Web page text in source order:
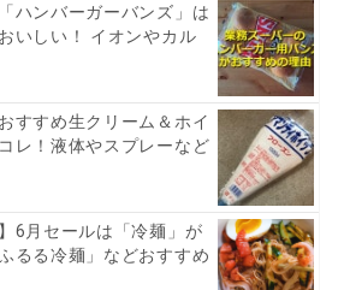
ハンバーガーバンズ」は
いしい！ イオンやカル
すすめ生クリーム＆ホイ
レ！液体やスプレーなど
6月セールは「冷麺」が
るる冷麺」などおすすめ